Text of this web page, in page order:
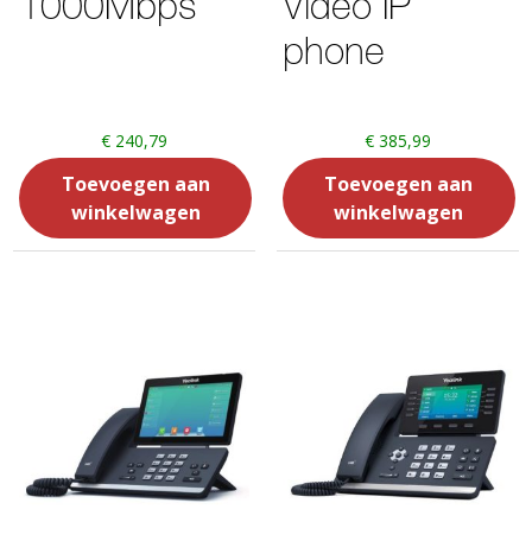
€ 240,79
Toevoegen aan
winkelwagen
phone
€385,99
Toevoegen aan
winkelwagen